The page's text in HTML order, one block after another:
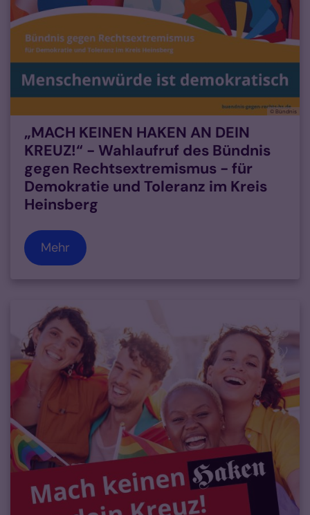
© Bündnis
„MACH KEINEN HAKEN AN DEIN
KREUZ!“ - Wahlaufruf des Bündnis
gegen Rechtsextremismus - für
Demokratie und Toleranz im Kreis
Heinsberg
Mehr